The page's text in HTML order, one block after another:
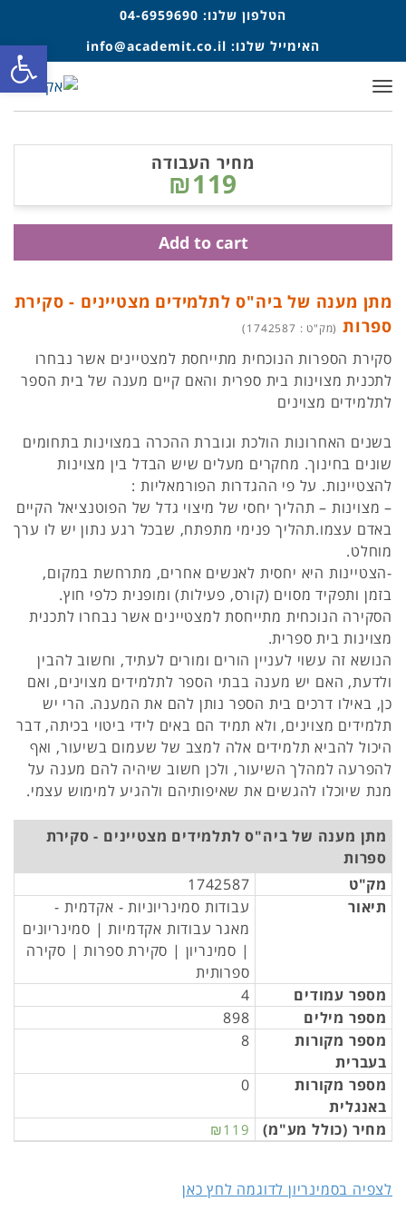
הטלפון שלנו: 04-6959690
האימייל שלנו: info@academit.co.il
תפריט
מתן מענה של ביה"ס לתלמידים מצטיינים - סקירת
ספרות (מק"ט : 1742587)
סקירת הספרות הנוכחית מתייחסת למצטיינים אשר נבחרו
לתכנית מצוינות בית ספרית והאם קיים מענה של בית הספר
לתלמידים מצוינים
בשנים האחרונות הולכת וגוברת ההכרה במצוינות בתחומים
שונים בחינוך. מחקרים מעלים שיש הבדל בין מצוינות
להצטיינות. על פי ההגדרות הפורמאליות :
– מצוינות – תהליך יחסי של מיצוי גדל של הפוטנציאל הקיים
באדם עצמו.תהליך פנימי מתפתח, שבכל רגע נתון יש לו ערך
מוחלט.
-הצטיינות היא יחסית לאנשים אחרים, מתרחשת במקום,
בזמן ותפקיד מסוים (קורס, פעילות) ומופנית כלפי חוץ.
הסקירה הנוכחית מתייחסת למצטיינים אשר נבחרו לתכנית
מצוינות בית ספרית.
הנושא זה עשוי לעניין הורים ומורים לעתיד, וחשוב להבין
ולדעת, האם יש מענה בבתי הספר לתלמידים מצוינים, ואם
כן, באילו דרכים בית הספר נותן להם את המענה. הרי יש
תלמידים מצוינים, ולא תמיד הם באים לידי ביטוי בכיתה, דבר
היכול להביא תלמידים אלה למצב של שעמום בשיעור, ואף
להפרעה למהלך השיעור, ולכן חשוב שיהיה להם מענה על
מנת שיוכלו להגשים את שאיפותיהם ולהגיע למימוש עצמי.
מתן מענה של ביה"ס לתלמידים מצטיינים - סקירת
ספרות
מק"ט
1742587
תיאור
עבודות סמינריוניות - אקדמית -
מאגר עבודות אקדמיות | סמינריונים
| סמינריון | סקירת ספרות | סקירה
ספרותית
מספר עמודים
4
מספר מילים
898
מספר מקורות
בעברית
8
מספר מקורות
באנגלית
0
מחיר (כולל מע"מ) ₪119
לצפיה בסמינריון לדוגמה לחץ כאן
מחיר העבודה
₪119
Add to cart
פתח